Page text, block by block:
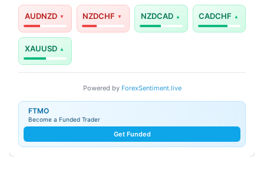
AUDNZD NZDCHF NZDCAD CADCHF
XAUUSD
Powered by ForexSentiment.live
FTMO
Become a Funded Trader
Get Funded